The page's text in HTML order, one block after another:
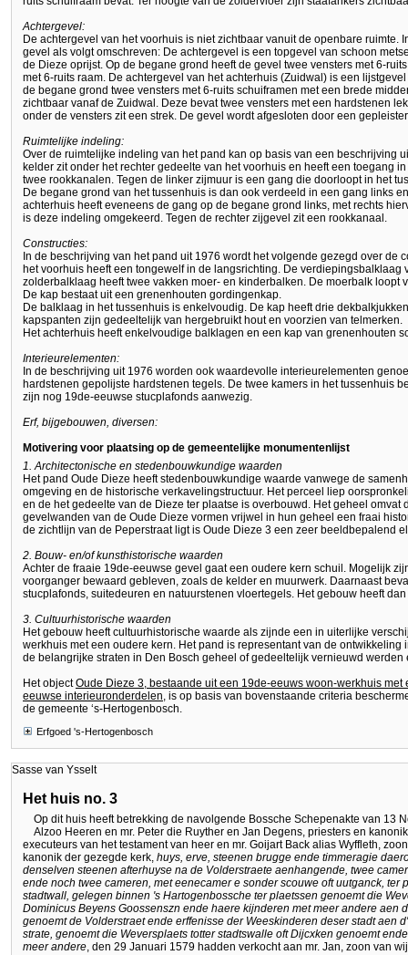
Achtergevel:
De achtergevel van het voorhuis is niet zichtbaar vanuit de openbare ruimte.
gevel als volgt omschreven: De achtergevel is een topgevel van schoon
de Dieze oprijst. Op de begane grond heeft de gevel twee vensters met 6-
met 6-ruits raam. De achtergevel van het achterhuis (Zuidwal) is een
de begane grond twee vensters met 6-ruits schuiframen met een brede
zichtbaar vanaf de Zuidwal. Deze bevat twee vensters met een hardstenen
onder de vensters zit een strek. De gevel wordt afgesloten door een
Ruimtelijke indeling:
Over de ruimtelijke indeling van het pand kan op basis van een beschrijving
kelder zit onder het rechter gedeelte van het voorhuis en heeft een toegang
twee rookkanalen. Tegen de linker zijmuur is een gang die doorloopt in het
De begane grond van het tussenhuis is dan ook verdeeld in een gang links
achterhuis heeft eveneens de gang op de begane grond links, met rechts
is deze indeling omgekeerd. Tegen de rechter zijgevel zit een rookkanaal.
Constructies:
In de beschrijving van het pand uit 1976 wordt het volgende gezegd over de
het voorhuis heeft een tongewelf in de langsrichting. De verdiepingsbalklaag
zolderbalklaag heeft twee vakken moer- en kinderbalken. De moerbalk loopt
De kap bestaat uit een grenenhouten gordingenkap.
De balklaag in het tussenhuis is enkelvoudig. De kap heeft drie
kapspanten zijn gedeeltelijk van hergebruikt hout en voorzien van telmerken.
Het achterhuis heeft enkelvoudige balklagen en een kap van grenenhouten
Interieurelementen:
In de beschrijving uit 1976 worden ook waardevolle interieurelementen
hardstenen gepolijste hardstenen tegels. De twee kamers in het tussenhuis
zijn nog 19de-eeuwse stucplafonds aanwezig.
Erf, bijgebouwen, diversen:
Motivering voor plaatsing op de gemeentelijke monumentenlijst
1. Architectonische en stedenbouwkundige waarden
Het pand Oude Dieze heeft stedenbouwkundige waarde vanwege de
omgeving en de historische verkavelingstructuur. Het perceel liep
en de het gedeelte van de Dieze ter plaatse is overbouwd. Het geheel
gevelwanden van de Oude Dieze vormen vrijwel in hun geheel een fraai
de zichtlijn van de Peperstraat ligt is Oude Dieze 3 een zeer beeldbepalend
2. Bouw- en/of kunsthistorische waarden
Achter de fraaie 19de-eeuwse gevel gaat een oudere kern schuil. Mogelijk
voorganger bewaard gebleven, zoals de kelder en muurwerk. Daarnaast
stucplafonds, suitedeuren en natuurstenen vloertegels. Het gebouw heeft
3. Cultuurhistorische waarden
Het gebouw heeft cultuurhistorische waarde als zijnde een in uiterlijke
werkhuis met een oudere kern. Het pand is representant van de
de belangrijke straten in Den Bosch geheel of gedeeltelijk vernieuwd
Het objectOude Dieze 3, bestaande uit een 19de-eeuws woon-werkhuis
eeuwse interieuronderdelen, is op basis van bovenstaande criteria
de gemeente ‘s-Hertogenbosch.
Erfgoed 's-Hertogenbosch
Sasse van Ysselt
Het huis no. 3
Op dit huis heeft betrekking de navolgende Bossche Schepenakte van 13
Alzoo Heeren en mr. Peter die Ruyther en Jan Degens, priesters en
executeurs van het testament van heer en mr. Goijart Back alias Wyffleth,
kanonik der gezegde kerk, huys, erve, steenen brugge ende timmeragie
denselven steenen afterhuyse na de Volderstraete aenhangende, twee
ende noch twee cameren, met eenecamer e sonder scouwe oft uutganck, ter
stadtwall, gelegen binnen 's Hartogenbossche ter plaetssen genoemt die
Dominicus Beyens Goossenszn ende haere kijnderen met meer andere aen
genoemt de Volderstraet ende erffenisse der Weeskinderen deser stadt aen
strate, genoemt die Weversplaets totter stadtswalle oft Dijcxken genoemt
meer andere, den 29 Januari 1579 hadden verkocht aan mr. Jan, zoon van